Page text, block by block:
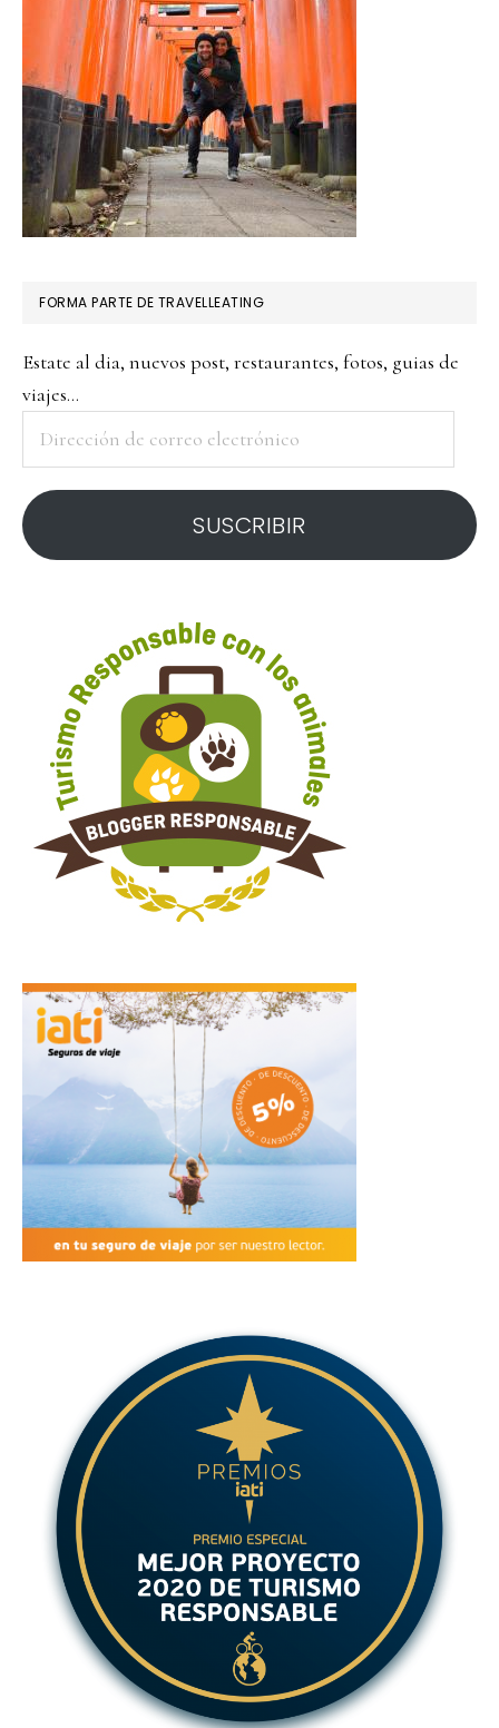
FORMA PARTE DE TRAVELLEATING
Estate al dia, nuevos post, restaurantes, fotos, guias de
viajes...
correo
electrónico
SUSCRIBIR